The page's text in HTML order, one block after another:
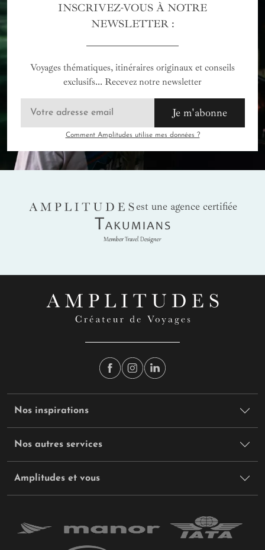
INSCRIVEZ-VOUS À NOTRE
NEWSLETTER :
Voyages thématiques, itinéraires originaux et conseils
exclusifs... Recevez notre newsletter
Je m'abonne
Comment Amplitudes utilise mes données ?
AMPLITUDES
est une agence certifiée
Takumians
Nos inspirations
Nos autres services
Amplitudes et vous